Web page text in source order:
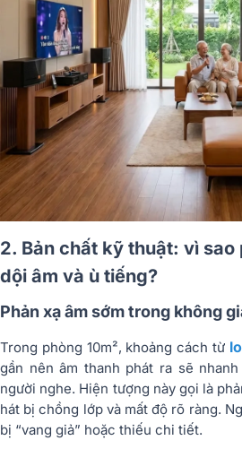
2. Bản chất kỹ thuật: vì sao
dội âm và ù tiếng?
Phản xạ âm sớm trong không
Trong phòng 10m², khoảng cách từ
gần nên âm thanh phát ra sẽ
người nghe. Hiện tượng này gọi là
hát bị chồng lớp và mất độ rõ ràng.
bị “vang giả” hoặc thiếu chi tiết.